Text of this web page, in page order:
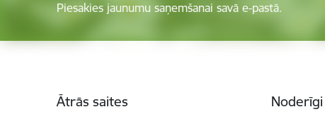
Piesakies jaunumu saņemšanai savā e-pastā.
Ātrās saites Noderīgi